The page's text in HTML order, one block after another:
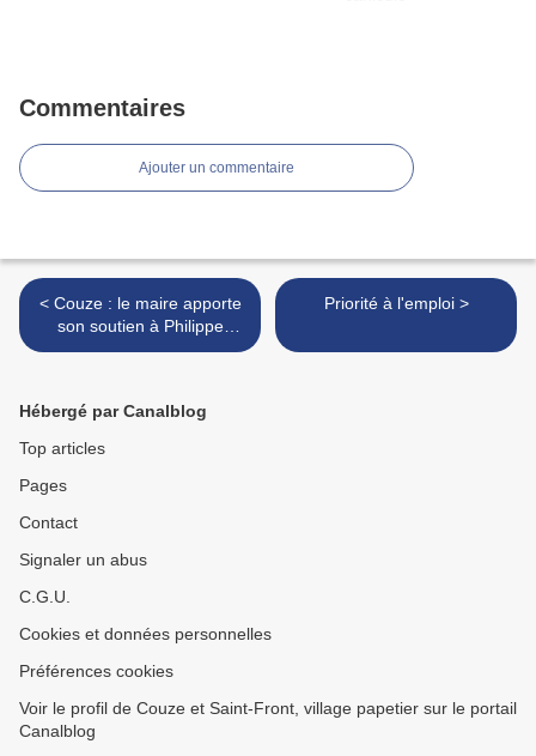
Commentaires
Ajouter un commentaire
< Couze : le maire apporte
son soutien à Philippe
Poutou, candidat du
partie du ...
Priorité à l'emploi >
Hébergé par Canalblog
Top articles
Pages
Contact
Signaler un abus
C.G.U.
Cookies et données personnelles
Préférences cookies
Voir le profil de Couze et Saint-Front, village papetier sur le portail
Canalblog